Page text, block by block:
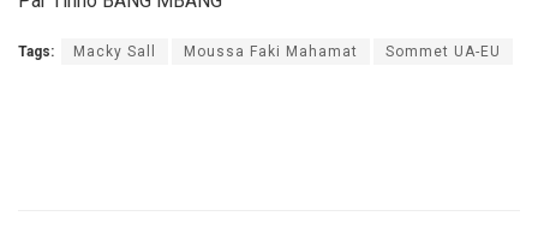
Tags: Macky Sall Moussa Faki Mahamat Sommet UA-EU